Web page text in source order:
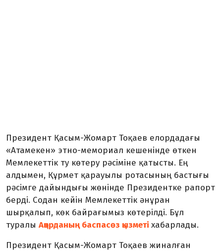
Президент Қасым-Жомарт Тоқаев елордадағы
«Атамекен» этно-мемориал кешенінде өткен
Мемлекеттік ту көтеру рәсіміне қатысты. Ең
алдымен, Құрмет қарауылы ротасының бастығы
рәсімге дайындығы жөнінде Президентке рапорт
берді. Содан кейін Мемлекеттік әнұран
шырқалып, көк байрағымыз көтерілді. Бұл
туралы Ақорданың баспасөз қызметі хабарлады.
Президент Қасым-Жомарт Тоқаев жиналған